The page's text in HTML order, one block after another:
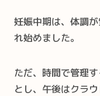
妊娠中期は、体調
れ始めました。
ただ、時間で管理
とし、午後はクラ